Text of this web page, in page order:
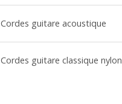
Cordes guitare acoustique
Cordes guitare classique nylon